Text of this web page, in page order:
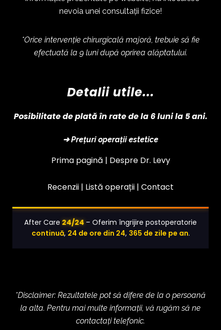
nevoia unei consultații fizice!
*Orice intervenție chirurgicală majoră, trebuie să fie
efectuată la 9 luni după oprirea alăptatului.
Detalii utile...
Posibilitate de plată în rate de la 6 luni la 5 ani.
➜ Prețuri operații estetice
Prima pagină | Despre Dr. Levy
Recenzii | Listă operații | Contact
After Care 24/24 – Oferim îngrijire postoperatorie
continuă, 24 de ore din 24, 365 de zile pe an.
*Disclaimer: Rezultatele pot să difere de la o persoană
la alta. Pentru mai multe informații, vă rugăm să ne
contactați telefonic.